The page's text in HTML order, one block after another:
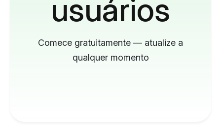
usuários
Comece gratuitamente — atualize a
qualquer momento